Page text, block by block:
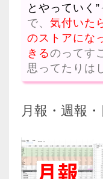
とやっていく”
で、 気付いた
のストアにな
きるのってす
思ってたりは
月報・週報